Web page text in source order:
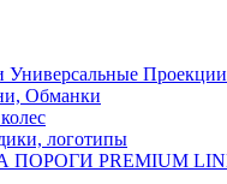
Обманки
логотипы
PREMIUM